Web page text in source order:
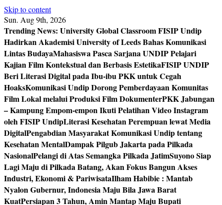
Skip to content
Sun. Aug 9th, 2026
Trending News: University Global Classroom FISIP Undip
Hadirkan Akademisi University of Leeds Bahas Komunikasi
Lintas BudayaMahasiswa Pasca Sarjana UNDIP Pelajari
Kajian Film Kontekstual dan Berbasis EstetikaFISIP UNDIP
Beri Literasi Digital pada Ibu-ibu PKK untuk Cegah
HoaksKomunikasi Undip Dorong Pemberdayaan Komunitas
Film Lokal melalui Produksi Film DokumenterPKK Jabungan
– Kampung Empom-empon Ikuti Pelatihan Video Instagram
oleh FISIP UndipLiterasi Kesehatan Perempuan lewat Media
DigitalPengabdian Masyarakat Komunikasi Undip tentang
Kesehatan MentalDampak Pilgub Jakarta pada Pilkada
NasionalPelangi di Atas Semangka Pilkada JatimSuyono Siap
Lagi Maju di Pilkada Batang, Akan Fokus Bangun Akses
Industri, Ekonomi & PariwisataIlham Habibie : Mantab
Nyalon Gubernur, Indonesia Maju Bila Jawa Barat
KuatPersiapan 3 Tahun, Amin Mantap Maju Bupati